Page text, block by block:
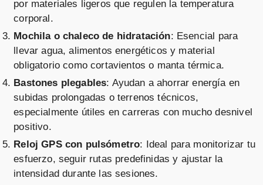
por materiales ligeros que regulen la temperatura
corporal.
Mochila o chaleco de hidratación: Esencial para
llevar agua, alimentos energéticos y material
obligatorio como cortavientos o manta térmica.
Bastones plegables: Ayudan a ahorrar energía en
subidas prolongadas o terrenos técnicos,
especialmente útiles en carreras con mucho desnivel
positivo.
Reloj GPS con pulsómetro: Ideal para monitorizar tu
esfuerzo, seguir rutas predefinidas y ajustar la
intensidad durante las sesiones.